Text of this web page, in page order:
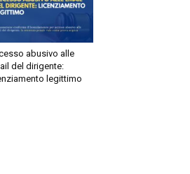
abusivo alle
del dirigente:
legittimo